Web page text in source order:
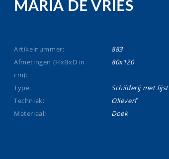
MARIA DE VRIES
Artikelnummer:
883
Afmetingen (HxBxD in
cm):
80x120
Type:
Schilderij met lijst
Techniek:
Olieverf
Materiaal:
Doek